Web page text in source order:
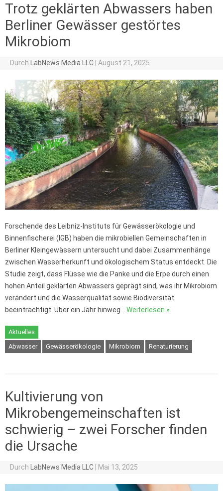
Trotz geklärten Abwassers haben
Berliner Gewässer gestörtes
Mikrobiom
Durch LabNews Media LLC August 21, 2025
Forschende des Leibniz-Instituts für Gewässerökologie und
Binnenfischerei (IGB) haben die mikrobiellen Gemeinschaften in
Berliner Kleingewässern untersucht und dabei Zusammenhänge
zwischen Wasserherkunft und ökologischem Status entdeckt. Die
Studie zeigt, dass Flüsse wie die Panke und die Erpe durch einen
hohen Anteil geklärten Abwassers geprägt sind, was ihr Mikrobiom
verändert und die Wasserqualität sowie Biodiversität
beeinträchtigt. Über ein Jahr hinweg… Weiterlesen »
Aktuelles
Abwasser
Gewässerökologie Mikrobiom Renaturierung
Kultivierung von
Mikrobengemeinschaften ist
schwierig – zwei Forscher finden
die Ursache
Durch LabNews Media LLC Mai 13, 2025